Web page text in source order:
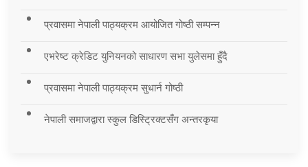
प्रवासमा नेपाली पाठ्यक्रम आयोजित गोष्ठी सम्पन्न
एभरेष्ट क्रेडिट युनियनको साधारण सभा युलेसमा हुँदै
प्रवासमा नेपाली पाठ्यक्रम सुधार्न गोष्ठी
नेपाली समाजद्वारा स्कुल डिस्ट्रिक्टसँग अन्तरकृया